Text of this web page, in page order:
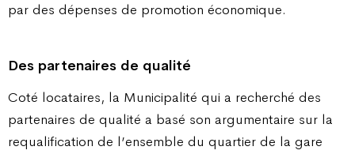
par des dépenses de promotion économique.
Des partenaires de qualité
Coté locataires, la Municipalité qui a recherché des
partenaires de qualité a basé son argumentaire sur la
requalification de l’ensemble du quartier de la gare